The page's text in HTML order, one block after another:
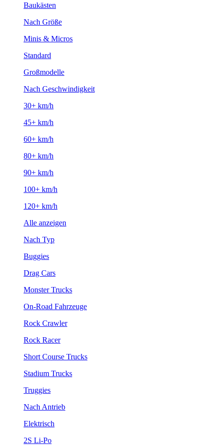
Baukästen
Nach Größe
Minis & Micros
Standard
Großmodelle
Nach Geschwindigkeit
30+ km/h
45+ km/h
60+ km/h
80+ km/h
90+ km/h
100+ km/h
120+ km/h
Alle anzeigen
Nach Typ
Buggies
Drag Cars
Monster Trucks
On-Road Fahrzeuge
Rock Crawler
Rock Racer
Short Course Trucks
Stadium Trucks
Truggies
Nach Antrieb
Elektrisch
2S Li-Po